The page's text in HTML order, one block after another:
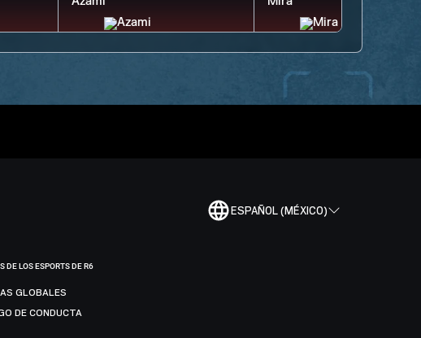
ESPAÑOL (MÉXICO)
DE LOS ESPORTS DE R6
GLOBALES
DE CONDUCTA